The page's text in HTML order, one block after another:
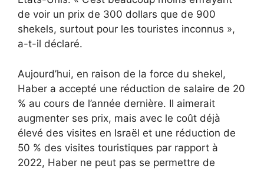
de voir un prix de 300 dollars que de 900
shekels, surtout pour les touristes inconnus »,
a-t-il déclaré.
Aujourd’hui, en raison de la force du shekel,
Haber a accepté une réduction de salaire de 20
% au cours de l’année dernière. Il aimerait
augmenter ses prix, mais avec le coût déjà
élevé des visites en Israël et une réduction de
50 % des visites touristiques par rapport à
2022, Haber ne peut pas se permettre de